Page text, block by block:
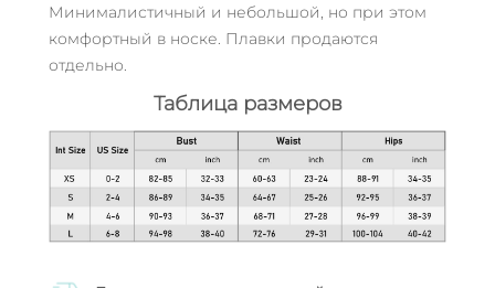
Минималистичный и небольшой, но при этом
комфортный в носке. Плавки продаются
отдельно.
Таблица размеров